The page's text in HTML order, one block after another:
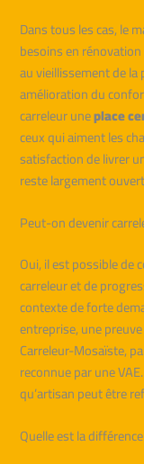
Dans tous les cas, le
besoins en
au vieillissement de
amélioration du
carreleur uneplace
ceux qui aiment les
satisfaction de livrer
reste largement
Peut-on devenir
Oui, il est possible
carreleur et de
contexte de forte
entreprise, une
Carreleur-Mosaïste,
reconnue par une
qu’artisan peut être
Quelle est la